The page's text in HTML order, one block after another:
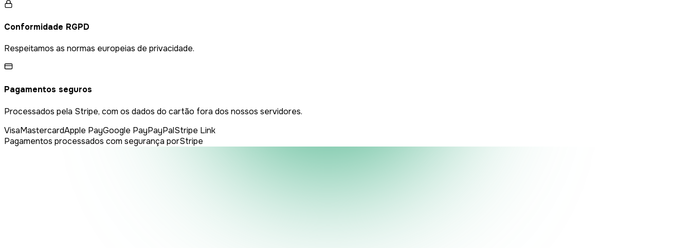
Conformidade RGPD
Respeitamos as normas europeias de privacidade.
Pagamentos seguros
Processados pela Stripe, com os dados do cartão fora dos nossos servidores.
VisaMastercardApple PayGoogle PayPayPalStripe Link
Pagamentos processados com segurança porStripe